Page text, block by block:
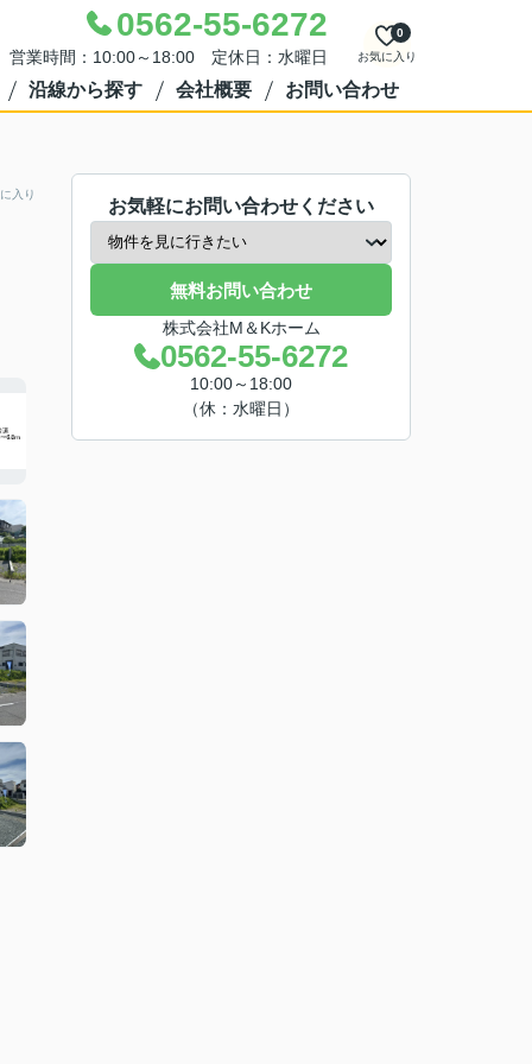
0562-55-6272
営業時間：10:00～18:00 定休日：水曜日 お気に入り
0
沿線から探す 会社概要 お問い合わせ
入り
お気軽にお問い合わせください
無料お問い合わせ
株式会社M＆Kホーム
0562-55-6272
10:00～18:00
（休：水曜日）